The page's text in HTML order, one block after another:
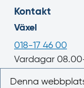
Kontakt
Växel
018-17 46 00
Vardagar
E-post
Denna